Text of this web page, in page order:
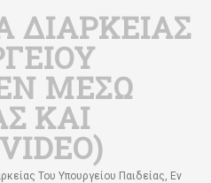
ΔΙΑΡΚΕΊΑΣ
ΜΈΣΩ
ΚΑΙ
Του Υπουργείου Παιδείας, Εν